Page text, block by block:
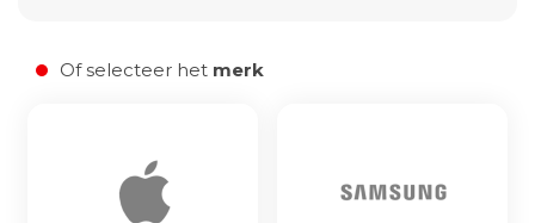
Of selecteer het merk